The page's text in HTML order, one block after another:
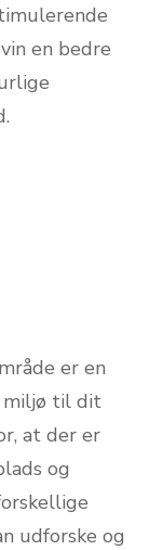
en bedre
er en
miljø til dit
at der er
og
udforske og